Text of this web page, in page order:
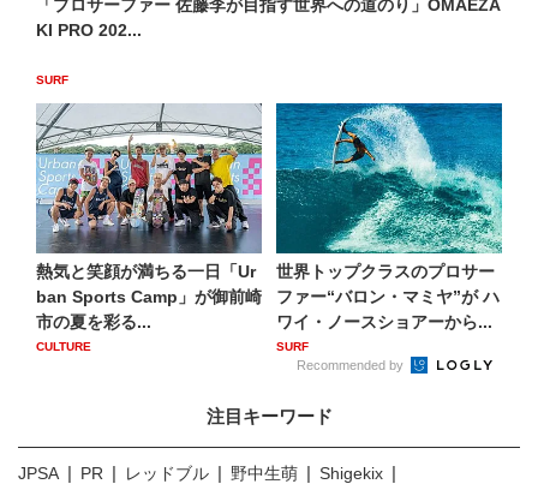
「プロサーファー 佐藤李が目指す世界への道のり」OMAEZA
KI PRO 202...
SURF
熱気と笑顔が満ちる一日「Ur
ban Sports Camp」が御前崎
市の夏を彩る...
CULTURE
世界トップクラスのプロサー
ファー“バロン・マミヤ”が ハ
ワイ・ノースショアーから...
SURF
Recommended by
注目キーワード
JPSA PR レッドブル 野中生萌
Shigekix